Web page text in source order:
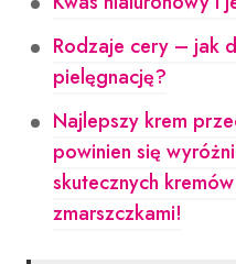
Rodzaje cery – jak
pielęgnację?
Najlepszy krem
powinien się
skutecznych
zmarszczkami!